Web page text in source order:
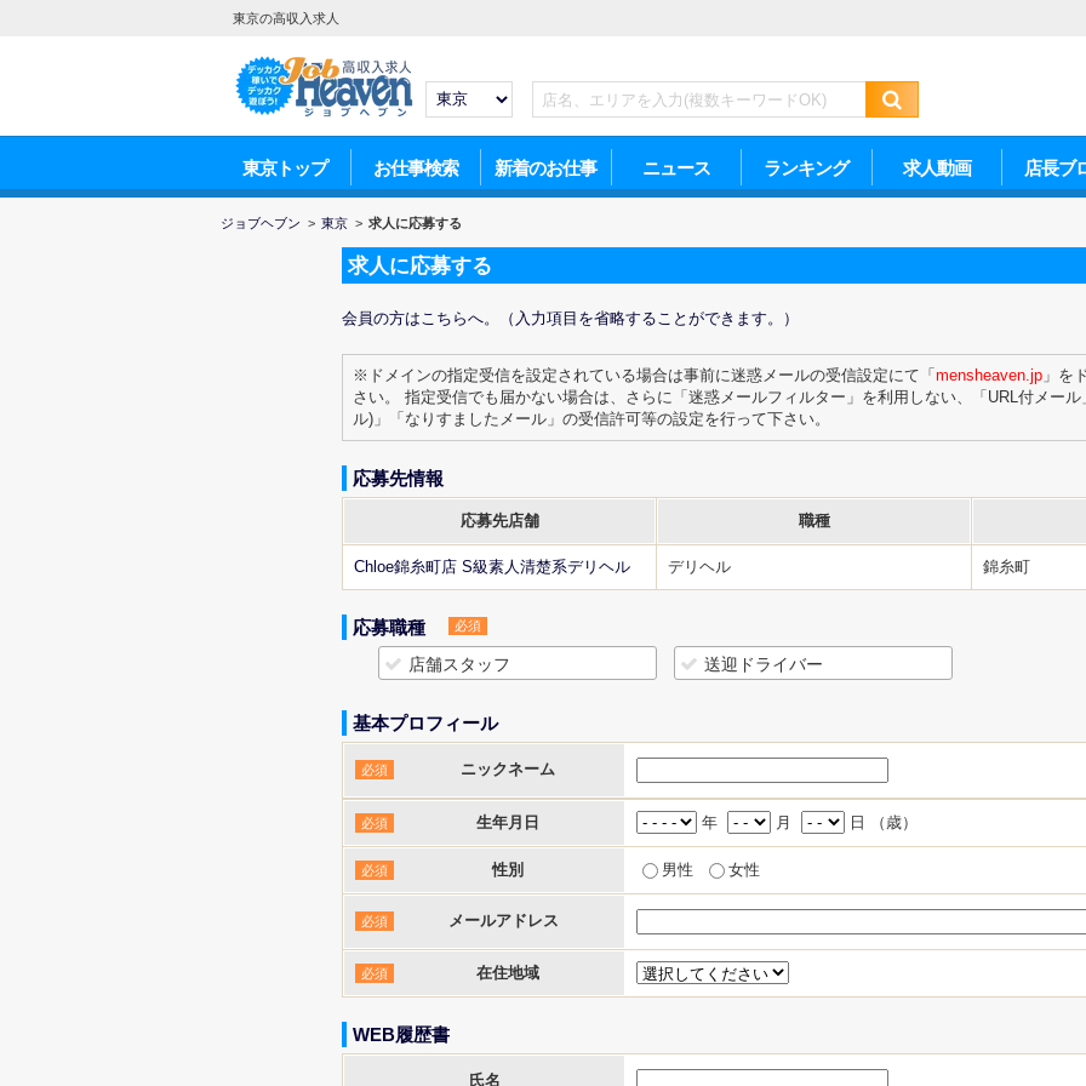
東京の高収入求人
東京トップ お仕事検索 新着のお仕事 ニュース ランキング 求人動画 店長ブ
ジョブヘブン > 東京 > 求人に応募する
求人に応募する
会員の方はこちらへ。（入力項目を省略することができます。）
※ドメインの指定受信を設定されている場合は事前に迷惑メールの受信設定にて「 mensheaven.jp 」を
さい。 指定受信でも届かない場合は、さらに「迷惑メールフィルター」を利用しない、「URL付メー
ル)」「なりすましたメール」の受信許可等の設定を行って下さい。
応募先情報
応募先店舗 職種
Chloe錦糸町店 S級素人清楚系デリヘル デリヘル 錦糸町
応募職種 必須
店舗スタッフ 送迎ドライバー
基本プロフィール
必須 ニックネーム
必須 生年月日 年 月 日 （ 歳）
必須 性別 男性 女性
必須 メールアドレス
必須 在住地域
WEB履歴書
氏名